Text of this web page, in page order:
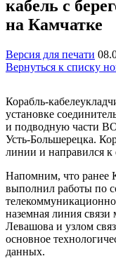
кабель с
на Камчатке
Версия для печати
Вернуться к списку
Корабль-
установке
и подводную части
Усть-Большерецка.
линии и направился к
Напомним, что ранее
выполнил работы по
наземная линия
Левашова и узлом
основное
данных.